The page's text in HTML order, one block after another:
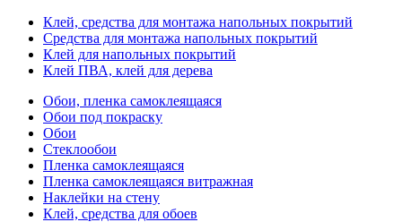
Клей, средства для монтажа напольных покрытий
Средства для монтажа напольных покрытий
Клей для напольных покрытий
Клей ПВА, клей для дерева
Обои, пленка самоклеящаяся
Обои под покраску
Обои
Стеклообои
Пленка самоклеящаяся
Пленка самоклеящаяся витражная
Наклейки на стену
Клей, средства для обоев